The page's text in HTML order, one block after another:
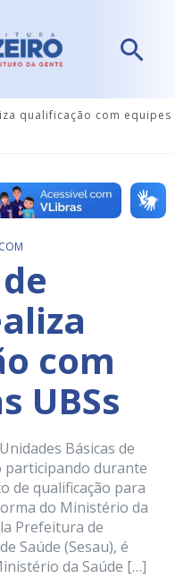
qualificação com equipes
com
UBSs
Básicas de
participando durante
de qualificação para
do Ministério da
Prefeitura de
Saúde (Sesau), é
da Saúde […]